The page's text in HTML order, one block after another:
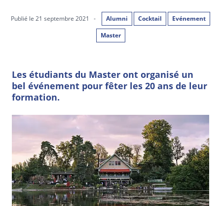
Publié le 21 septembre 2021 - Alumni Cocktail
Evénement
Master
Les étudiants du Master ont organisé un
bel événement pour fêter les 20 ans de leur
formation.